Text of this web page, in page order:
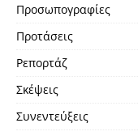
Προσωπογραφίες
Προτάσεις
Ρεπορτάζ
Σκέψεις
Συνεντεύξεις